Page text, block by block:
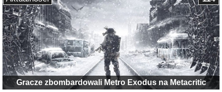
Gracze zbombardowali Metro Exodus na Metacritic